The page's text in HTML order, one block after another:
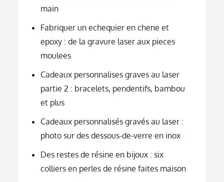
main
Fabriquer un echequier en chene et
epoxy : de la gravure laser aux pieces
moulees
Cadeaux personnalises graves au laser
partie 2 : bracelets, pendentifs, bambou
et plus
Cadeaux personnalisés gravés au laser :
photo sur des dessous-de-verre en inox
Des restes de résine en bijoux : six
colliers en perles de résine faites maison